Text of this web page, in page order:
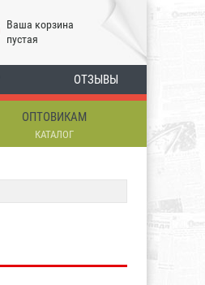
Ваша корзина
пустая
ОТЗЫВЫ
ОПТОВИКАМ
КАТАЛОГ